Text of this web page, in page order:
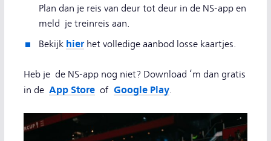
Plan dan je reis van deur tot deur in de NS-app en
meld je treinreis aan.
Bekijk hierhet volledige aanbod losse kaartjes.
Heb je de NS-app nog niet? Download ‘m dan gratis
in de App Store of Google Play.